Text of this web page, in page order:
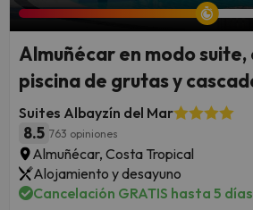
Almuñécar en modo suite,
piscina de grutas y
Suites Albayzín del Mar
8.5 763 opiniones
Almuñécar, Costa Tropical
Alojamiento y desayuno
Cancelación GRATIS hasta 5